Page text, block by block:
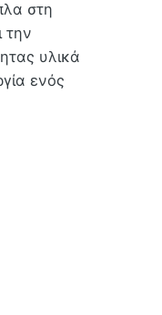
στη
την
υλικά
ενός